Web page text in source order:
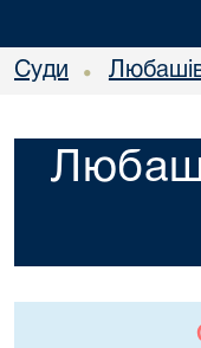
Суди •